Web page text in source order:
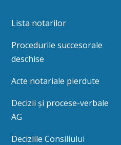
Lista notarilor
Procedurile succesorale
deschise
Acte notariale pierdute
Decizii și procese-verbale
AG
Deciziile Consiliului